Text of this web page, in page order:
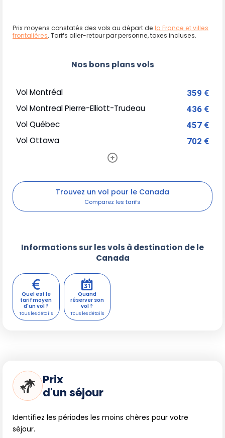
Prix moyens constatés des vols au départ de la France et villes
frontalières. Tarifs aller-retour par personne, taxes incluses.
Nos bons plans vols
Vol Montréal 359 €
Vol Montreal Pierre-Elliott-Trudeau 436 €
Vol Québec 457 €
Vol Ottawa 702 €
Trouvez un vol pour le Canada
Informations sur les vols à destination de le
Canada
Quel est le
tarif moyen
d'un vol ?
Quand
réserver son
vol ?
Prix
d'un séjour
Identifiez les périodes les moins chères pour votre
séjour.